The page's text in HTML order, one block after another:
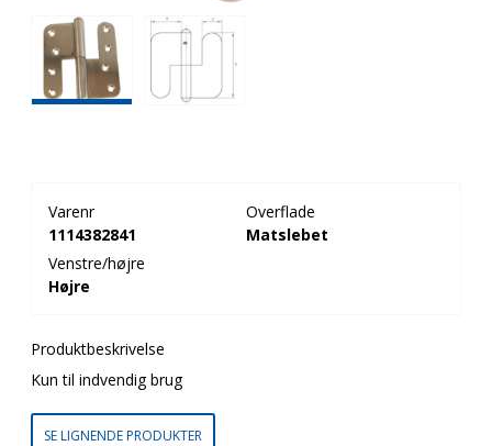
Varenr
1114382841
Overflade
Matslebet
Venstre/højre
Højre
Produktbeskrivelse
Kun til indvendig brug
SE LIGNENDE PRODUKTER